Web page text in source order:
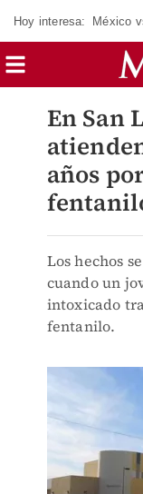
Hoy interesa: México
En San
años
Los hechos
cuando un
intoxicado
fentanilo.